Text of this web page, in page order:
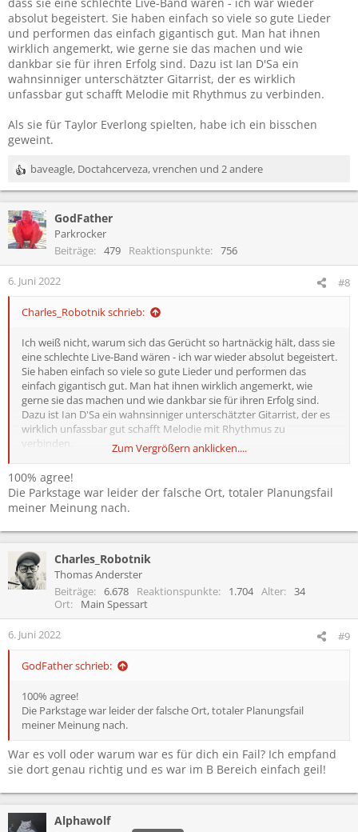
dass sie eine schlechte Live-Band wären - ich war wieder
absolut begeistert. Sie haben einfach so viele so gute Lieder
und performen das einfach gigantisch gut. Man hat ihnen
wirklich angemerkt, wie gerne sie das machen und wie
dankbar sie für ihren Erfolg sind. Dazu ist Ian D'Sa ein
wahnsinniger unterschätzter Gitarrist, der es wirklich
unfassbar gut schafft Melodie mit Rhythmus zu verbinden.
Als sie für Taylor Everlong spielten, habe ich ein bisschen
geweint.
R
e
k
t
i
o
n
e
baveagle, Doctahcerveza,vrenchen und 2 andere
GodFather
Parkrocker
Beiträge
479 Reaktionspunkte 756
6. Juni 2022 #8
Charles_Robotnik schrieb:
Ich weiß nicht, warum sich das Gerücht so hartnäckig hält, dass sie
eine schlechte Live-Band wären - ich war wieder absolut begeistert.
Sie haben einfach so viele so gute Lieder und performen das
einfach gigantisch gut. Man hat ihnen wirklich angemerkt, wie
gerne sie das machen und wie dankbar sie für ihren Erfolg sind.
Dazu ist Ian D'Sa ein wahnsinniger unterschätzter Gitarrist, der es
wirklich unfassbar gut schafft Melodie mit Rhythmus zu
verbinden.
Als sie für Taylor Everlong spielten, habe ich ein bisschen geweint.
Zum Vergrößern anklicken....
100% agree!
Die Parkstage war leider der falsche Ort, totaler Planungsfail
meiner Meinung nach.
Charles_Robotnik
Thomas Anderster
Beiträge
6.678 Reaktionspunkte 1.704 Alter
34
Ort
Main Spessart
6. Juni 2022 #9
GodFather schrieb:
100% agree!
Die Parkstage war leider der falsche Ort, totaler Planungsfail
meiner Meinung nach.
War es voll oder warum war es für dich ein Fail? Ich empfand
sie dort genau richtig und es war im B Bereich einfach geil!
Alphawolf